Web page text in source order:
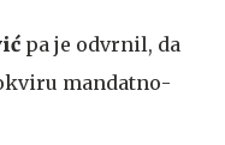
pa je odvrnil, da
mandatno-